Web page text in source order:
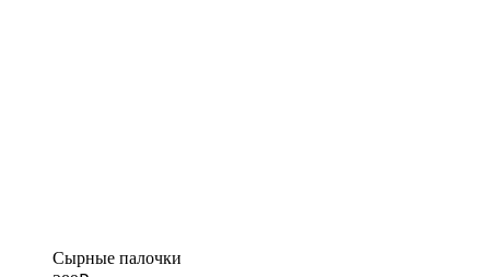
Сырные палочки